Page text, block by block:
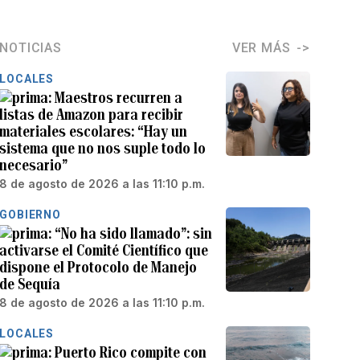
NOTICIAS VER MÁS
LOCALES
Maestros recurren a
listas de Amazon para recibir
materiales escolares: “Hay un
sistema que no nos suple todo lo
necesario”
8 de agosto de 2026 a las 11:10 p.m.
GOBIERNO
“No ha sido llamado”: sin
activarse el Comité Científico que
dispone el Protocolo de Manejo
de Sequía
8 de agosto de 2026 a las 11:10 p.m.
LOCALES
Puerto Rico compite con